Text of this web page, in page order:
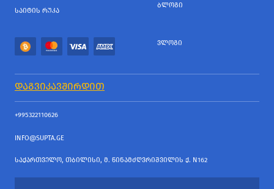
ᲡᲐᲘᲢᲘᲡ ᲠᲣᲙᲐ
ᲑᲚᲝᲒᲘ
ᲕᲚᲝᲒᲘ
ᲓᲐᲒᲕᲘᲙᲐᲕᲨᲘᲠᲓᲘᲗ
+995322110626
INFO@SUPTA.GE
ᲡᲐᲥᲐᲠᲗᲕᲔᲚᲝ, ᲗᲑᲘᲚᲘᲡᲘ, Მ. ᲬᲘᲜᲐᲛᲫᲦᲕᲠᲘᲨᲕᲘᲚᲘᲡ Ქ. N162